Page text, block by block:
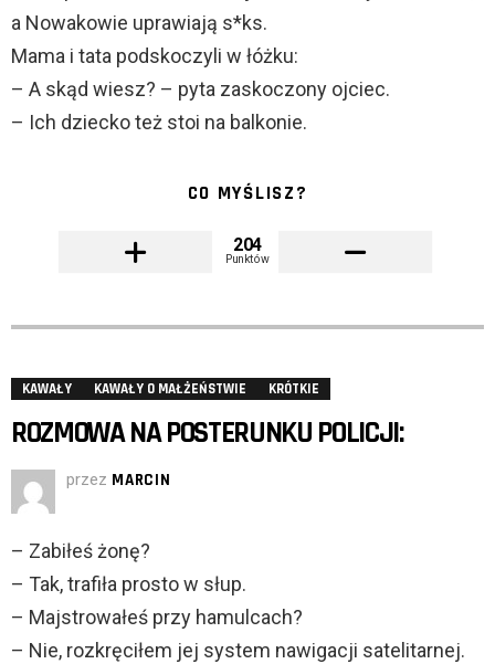
a Nowakowie uprawiają s*ks.
Mama i tata podskoczyli w łóżku:
– A skąd wiesz? – pyta zaskoczony ojciec.
– Ich dziecko też stoi na balkonie.
CO MYŚLISZ?
204
Punktów
KAWAŁY KAWAŁY O MAŁŻEŃSTWIE KRÓTKIE
ROZMOWA NA POSTERUNKU POLICJI:
przez MARCIN
– Zabiłeś żonę?
– Tak, trafiła prosto w słup.
– Majstrowałeś przy hamulcach?
– Nie, rozkręciłem jej system nawigacji satelitarnej.